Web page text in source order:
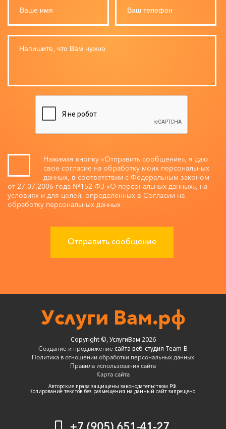
Нажимая кнопку «Отправить сообщение», я даю
свое согласие на обработку моих персональных
данных, в соответствии с Федеральным законом
от 27.07.2006 года №152-ФЗ «О персональных данных», на
условиях и для целей, определенных в Согласии на
обработку персональных данных
Copyright ©, УслугиВам 2026
Создание и продвижение сайта веб-студия Team-B
Политика в отношении обработки персональных данных
Правила использования сайта
Карта сайта
Авторские права защищены законодательством РФ.
Копирование текстов без размещения на данный сайт запрещено.